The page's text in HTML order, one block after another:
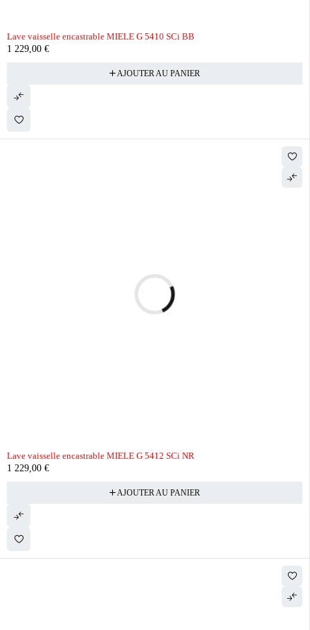
Lave vaisselle encastrable MIELE G 5410 SCi BB
1 229,00 €
AJOUTER AU PANIER
Lave vaisselle encastrable MIELE G 5412 SCi NR
1 229,00 €
AJOUTER AU PANIER